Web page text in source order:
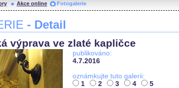
Akce online Fotogalerie
- Detail
výprava ve zlaté kapličce
publikováno:
4.7.2016
oznámkujte tuto galerii:
1
2 3 4
5